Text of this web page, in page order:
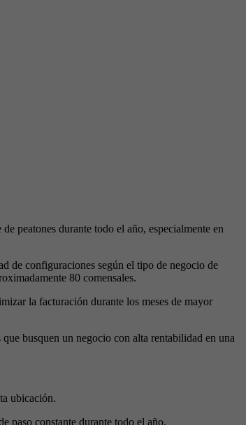
peatones durante todo el año, especialmente en
de configuraciones según el tipo de negocio de
80 comensales.
la facturación durante los meses de mayor
busquen un negocio con alta rentabilidad en una
ubicación.
paso constante durante todo el año.